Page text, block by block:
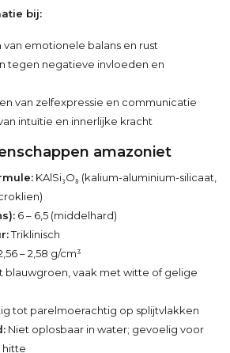
bij:
emotionele balans en rust
tegen negatieve invloeden en
van zelfexpressie en communicatie
intuïtie en innerlijke kracht
amazoniet
KAlSi₃O₈ (kalium-aluminium-silicaat,
6 – 6,5 (middelhard)
Triklinisch
– 2,58 g/cm³
blauwgroen, vaak met witte of gelige
tot parelmoerachtig op splijtvlakken
Niet oplosbaar in water; gevoelig voor
hitte